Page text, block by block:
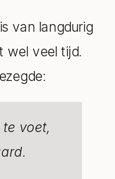
van langdurig
wel veel tijd.
voet,